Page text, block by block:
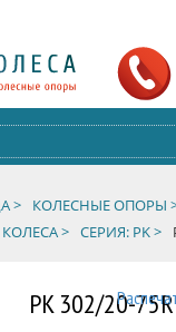
>
КОЛЕСНЫЕ ОПОРЫ
> СЕРИЯ: PK >
PK 302/20-75R